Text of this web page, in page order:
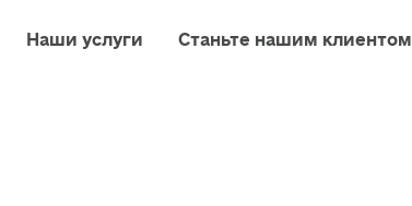
Наши услуги Станьте нашим клиентом